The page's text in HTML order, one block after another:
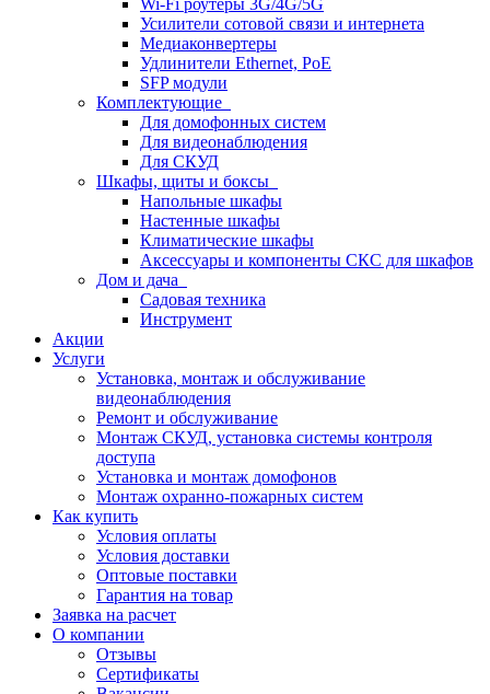
Wi-Fi роутеры 3G/4G/5G
Усилители сотовой связи и интернета
Медиаконвертеры
Удлинители Ethernet, PoE
SFP модули
Комплектующие
Для домофонных систем
Для видеонаблюдения
Для СКУД
Шкафы, щиты и боксы
Напольные шкафы
Настенные шкафы
Климатические шкафы
Аксессуары и компоненты СКС для шкафов
Дом и дача
Садовая техника
Инструмент
Акции
Услуги
Установка, монтаж и обслуживание
видеонаблюдения
Ремонт и обслуживание
Монтаж СКУД, установка системы контроля
доступа
Установка и монтаж домофонов
Монтаж охранно-пожарных систем
Как купить
Условия оплаты
Условия доставки
Оптовые поставки
Гарантия на товар
Заявка на расчет
О компании
Отзывы
Сертификаты